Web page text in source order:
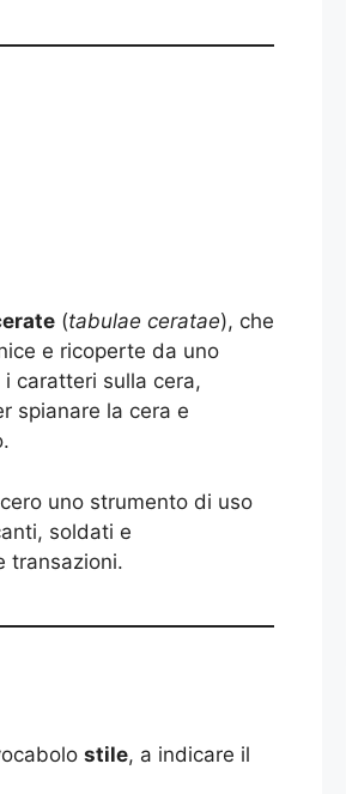
(tabulae ceratae), che
e ricoperte da uno
caratteri sulla cera,
spianare la cera e
uno strumento di uso
soldati e
transazioni.
stile, a indicare il